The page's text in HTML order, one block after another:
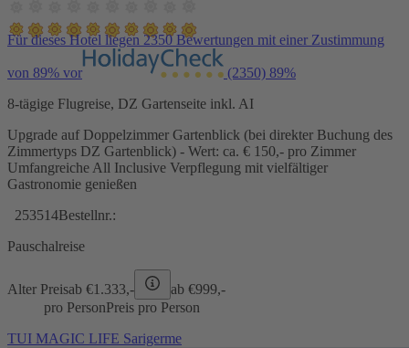
Für dieses Hotel liegen 2350 Bewertungen mit einer Zustimmung
von 89% vor (2350) 89%
8-tägige Flugreise, DZ Gartenseite inkl. AI
Upgrade auf Doppelzimmer Gartenblick (bei direkter Buchung des
Zimmertyps DZ Gartenblick) - Wert: ca. € 150,- pro Zimmer
Umfangreiche All Inclusive Verpflegung mit vielfältiger
Gastronomie genießen
253514Bestellnr.:
Pauschalreise
Alter Preisab €1.333,- ab €999,-
pro PersonPreis pro Person
TUI MAGIC LIFE Sarigerme